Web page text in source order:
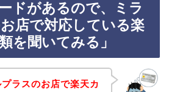
ドがあるので、ミラ
店で対応している楽
を聞いてみる」
ラスのお店で楽天カ